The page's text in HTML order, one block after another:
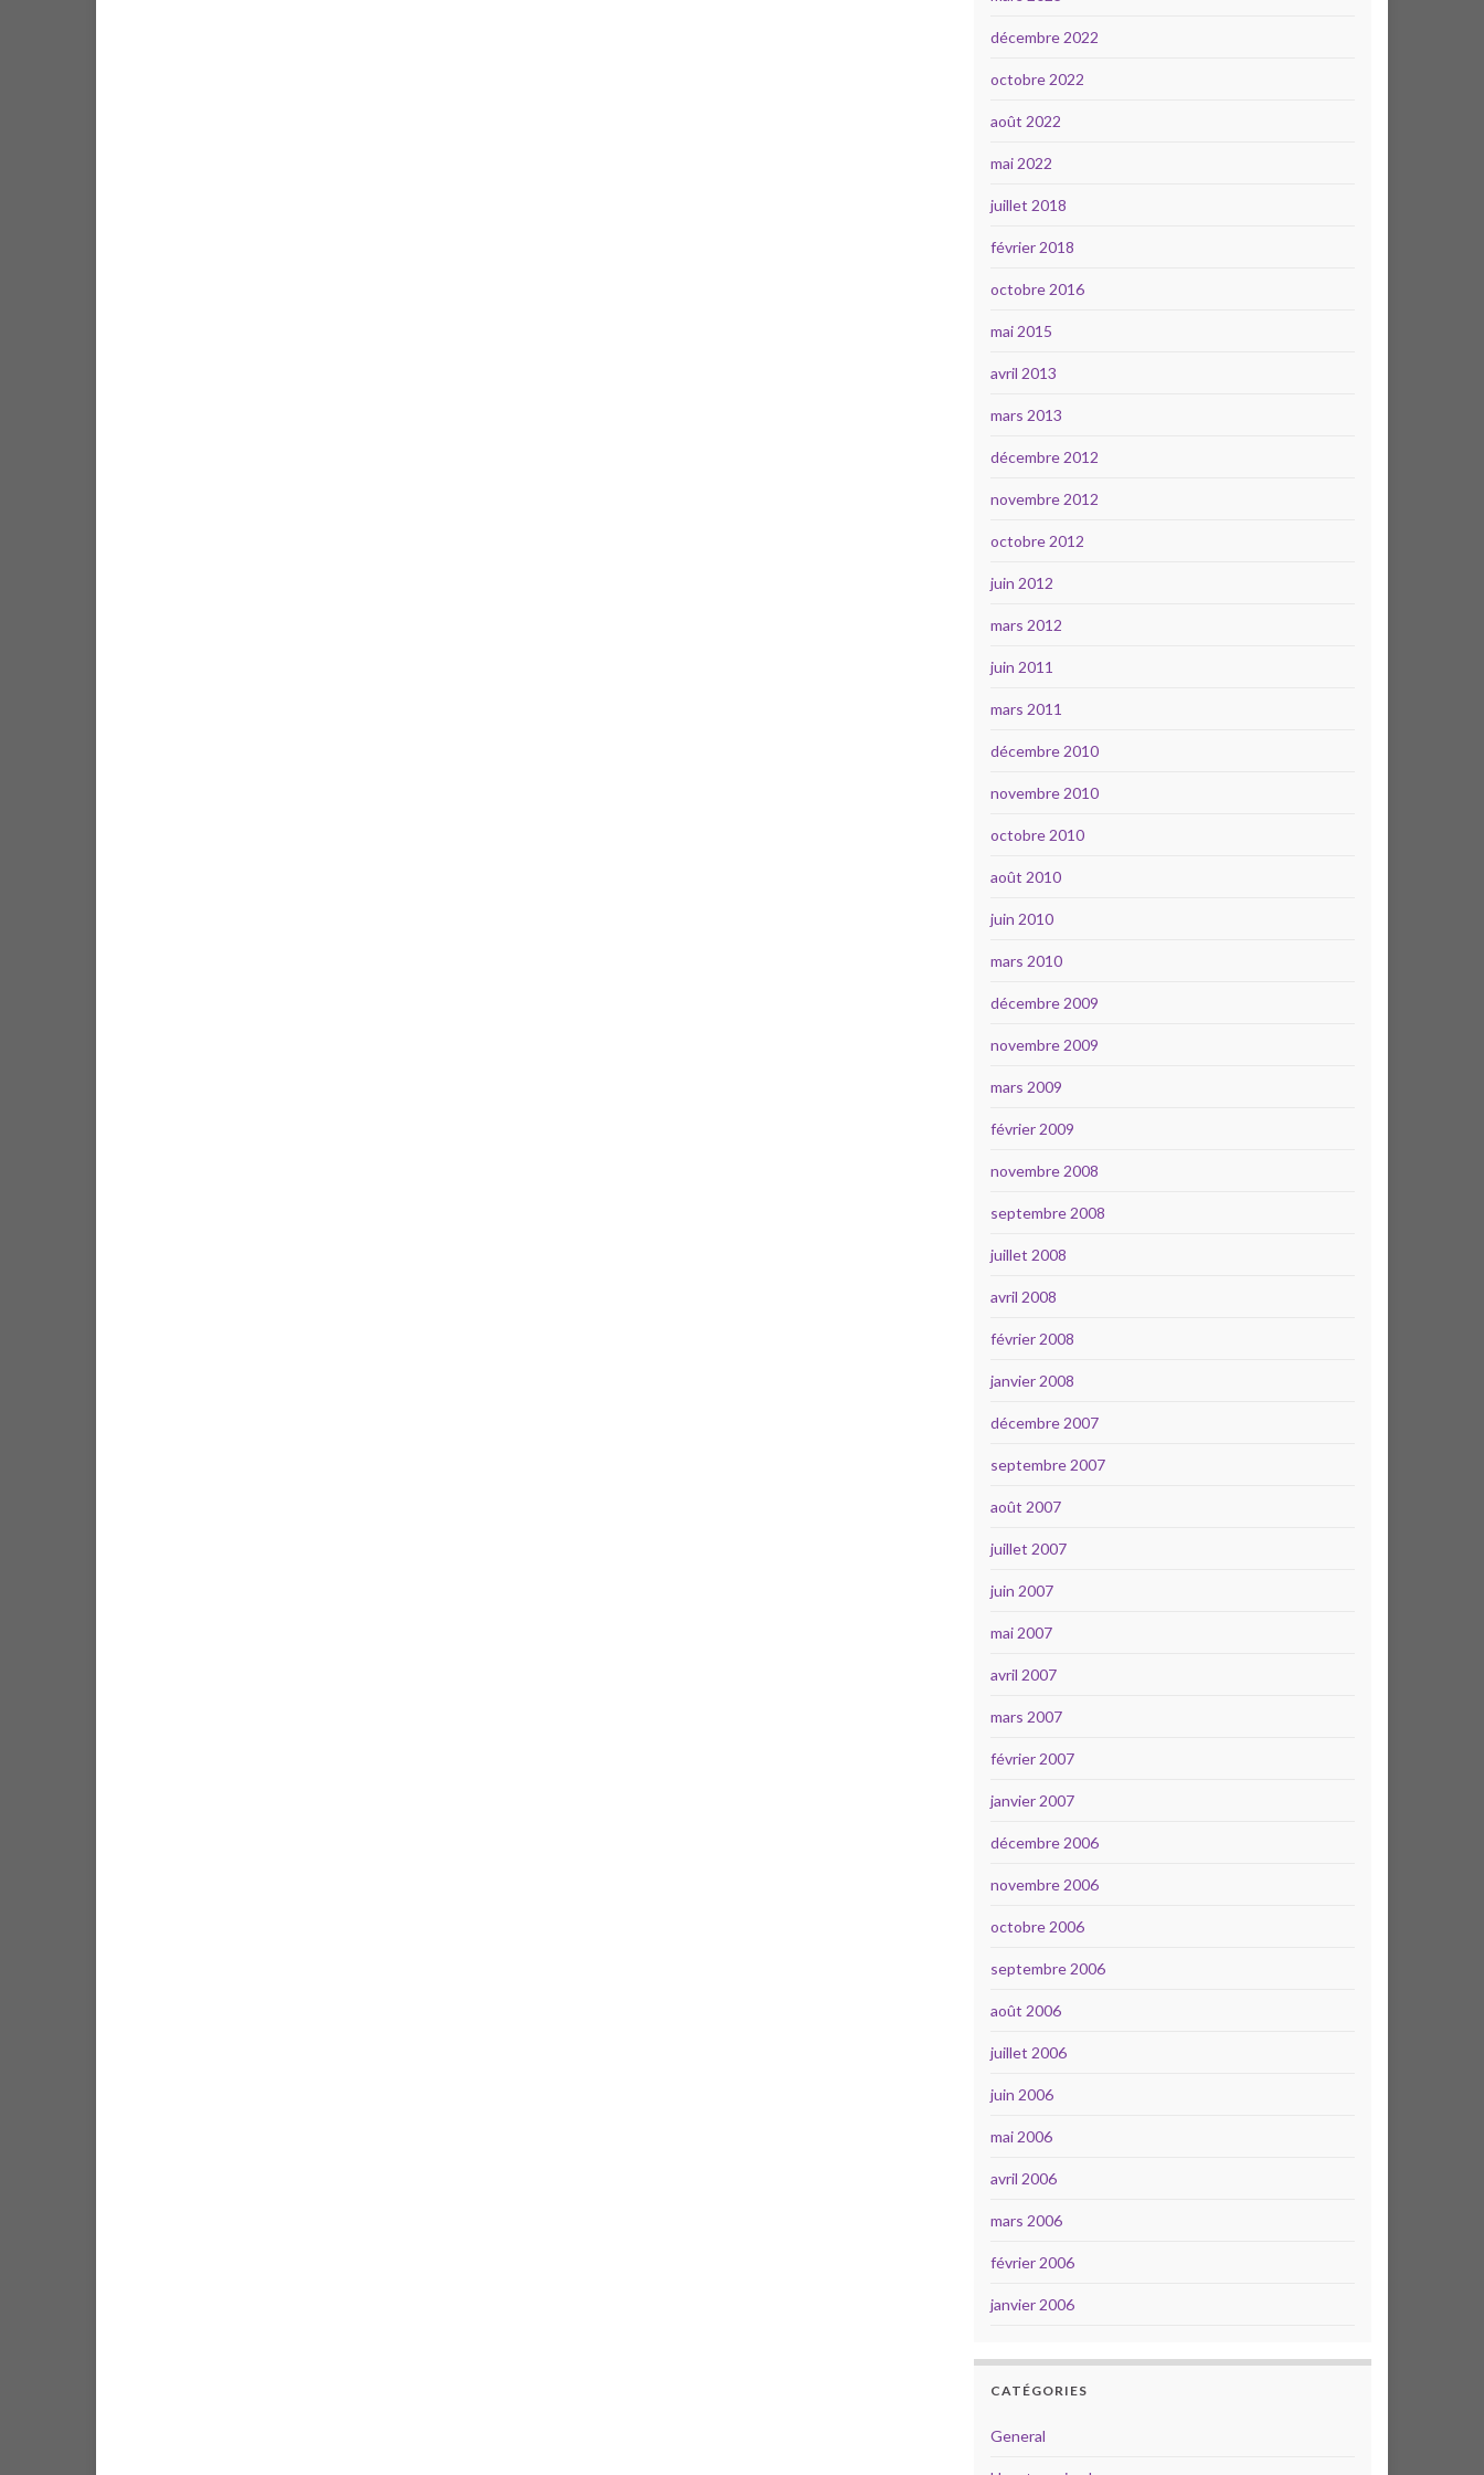
décembre 2022
octobre 2022
août 2022
mai 2022
juillet 2018
février 2018
octobre 2016
mai 2015
avril 2013
mars 2013
décembre 2012
novembre 2012
octobre 2012
juin 2012
mars 2012
juin 2011
mars 2011
décembre 2010
novembre 2010
octobre 2010
août 2010
juin 2010
mars 2010
décembre 2009
novembre 2009
mars 2009
février 2009
novembre 2008
septembre 2008
juillet 2008
avril 2008
février 2008
janvier 2008
décembre 2007
septembre 2007
août 2007
juillet 2007
juin 2007
mai 2007
avril 2007
mars 2007
février 2007
janvier 2007
décembre 2006
novembre 2006
octobre 2006
septembre 2006
août 2006
juillet 2006
juin 2006
mai 2006
avril 2006
mars 2006
février 2006
janvier 2006
CATÉGORIES
General